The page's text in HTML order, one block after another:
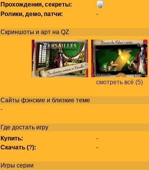
Прохождения, секреты:
Ролики, демо, патчи:
-
Скриншоты и арт на QZ
смотреть всё (5)
Сайты фэнские и близкие теме
-
Где достать игру
Купить:
-
Скачать (?): -
Игры серии